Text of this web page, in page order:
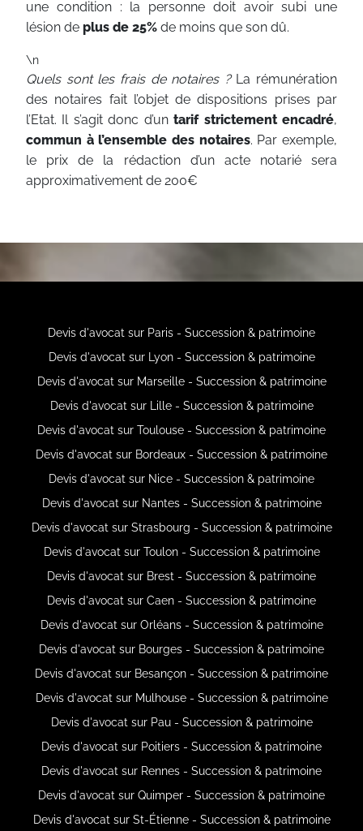
une condition : la personne doit avoir subi une
lésion de plus de 25% de moins que son dû.
\n
Quels sont les frais de notaires ?La rémunération
des notaires fait l’objet de dispositions prises par
l’Etat. Il s’agit donc d’untarif strictement encadré,
commun à l’ensemble des notaires. Par exemple,
le prix de la rédaction d’un acte notarié sera
approximativement de 200€
Devis d'avocat sur Paris - Succession & patrimoine
Devis d'avocat sur Lyon - Succession & patrimoine
Devis d'avocat sur Marseille - Succession & patrimoine
Devis d'avocat sur Lille - Succession & patrimoine
Devis d'avocat sur Toulouse - Succession & patrimoine
Devis d'avocat sur Bordeaux - Succession & patrimoine
Devis d'avocat sur Nice - Succession & patrimoine
Devis d'avocat sur Nantes - Succession & patrimoine
Devis d'avocat sur Strasbourg - Succession & patrimoine
Devis d'avocat sur Toulon - Succession & patrimoine
Devis d'avocat sur Brest - Succession & patrimoine
Devis d'avocat sur Caen - Succession & patrimoine
Devis d'avocat sur Orléans - Succession & patrimoine
Devis d'avocat sur Bourges - Succession & patrimoine
Devis d'avocat sur Besançon - Succession & patrimoine
Devis d'avocat sur Mulhouse - Succession & patrimoine
Devis d'avocat sur Pau - Succession & patrimoine
Devis d'avocat sur Poitiers - Succession & patrimoine
Devis d'avocat sur Rennes - Succession & patrimoine
Devis d'avocat sur Quimper - Succession & patrimoine
Devis d'avocat sur St-Étienne - Succession & patrimoine